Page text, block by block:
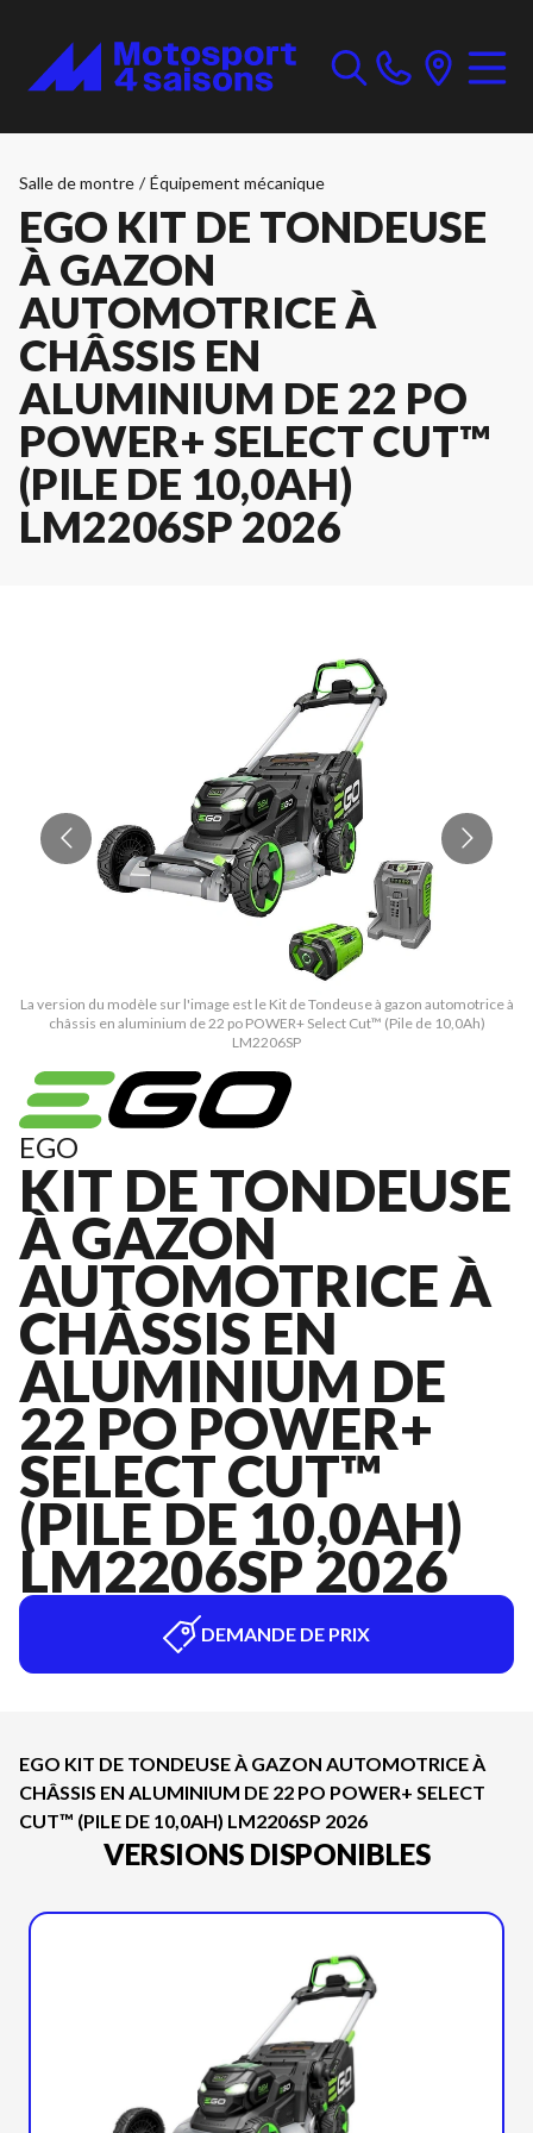
Salle de montre / Équipement mécanique
EGO KIT DE TONDEUSE
À GAZON
AUTOMOTRICE À
CHÂSSIS EN
ALUMINIUM DE 22 PO
POWER+ SELECT CUT™
(PILE DE 10,0AH)
LM2206SP 2026
La version du modèle sur l'image est le Kit de Tondeuse à gazon automotrice à
châssis en aluminium de 22 po POWER+ Select Cut™ (Pile de 10,0Ah)
LM2206SP
EGO
KIT DE TONDEUSE
À GAZON
AUTOMOTRICE À
CHÂSSIS EN
ALUMINIUM DE
22 PO POWER+
SELECT CUT™
(PILE DE 10,0AH)
LM2206SP 2026
DEMANDE DE PRIX
EGO KIT DE TONDEUSE À GAZON AUTOMOTRICE À
CHÂSSIS EN ALUMINIUM DE 22 PO POWER+ SELECT
CUT™ (PILE DE 10,0AH) LM2206SP 2026
VERSIONS DISPONIBLES